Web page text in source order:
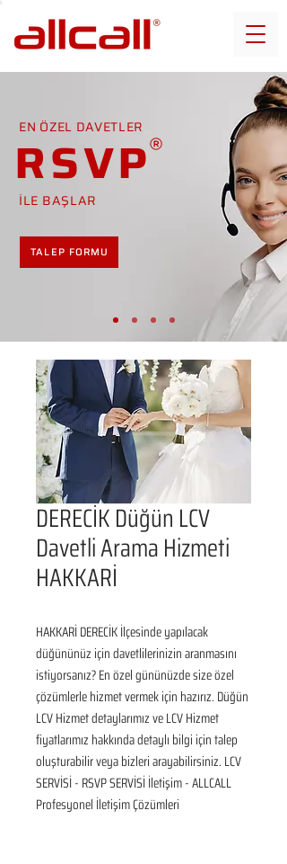
EN ÖZEL DAVETLER
RSVP
İLE BAŞLAR
TALEP FORMU
DERECİK Düğün LCV
Davetli Arama Hizmeti
HAKKARİ
HAKKARİ DERECİK İlçesinde yapılacak
düğününüz için davetlilerinizin aranmasını
istiyorsanız? En özel gününüzde size özel
çözümlerle hizmet vermek için hazırız. Düğün
LCV Hizmet detaylarımız ve LCV Hizmet
fiyatlarımız hakkında detaylı bilgi için talep
oluşturabilir veya bizleri arayabilirsiniz. LCV
SERVİSİ - RSVP SERVİSİ İletişim - ALLCALL
Profesyonel İletişim Çözümleri